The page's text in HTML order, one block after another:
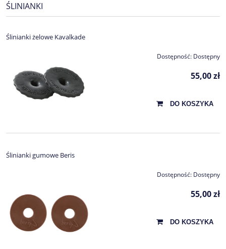
ŚLINIANKI
Ślinianki żelowe Kavalkade
Dostępność: Dostępny
55,00 zł
DO KOSZYKA
Ślinianki gumowe Beris
Dostępność: Dostępny
55,00 zł
DO KOSZYKA